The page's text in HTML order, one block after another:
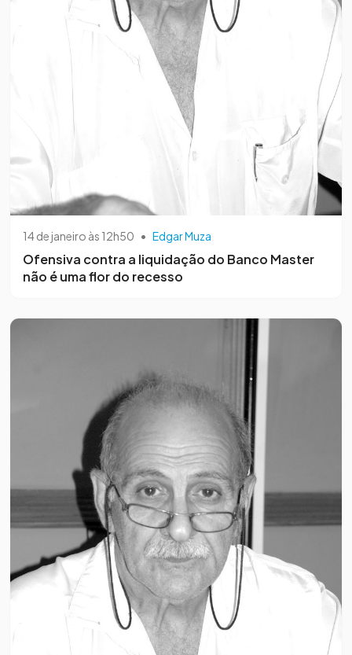
14 de janeiro às 12h50 • Edgar Muza
Ofensiva contra a liquidação do Banco Master
não é uma flor do recesso